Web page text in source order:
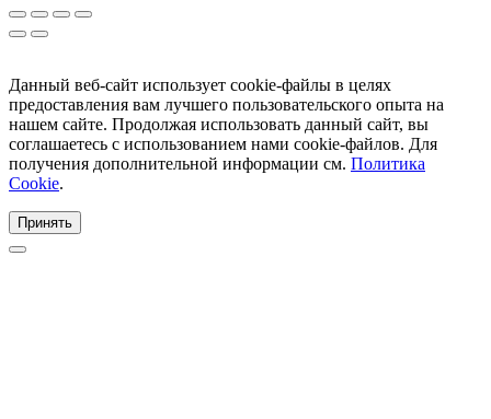
Данный веб-сайт использует cookie-файлы в целях
предоставления вам лучшего пользовательского опыта на
нашем сайте. Продолжая использовать данный сайт, вы
соглашаетесь с использованием нами cookie-файлов. Для
получения дополнительной информации см. Политика
Cookie.
Принять